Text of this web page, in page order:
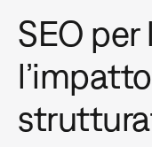
SEO per